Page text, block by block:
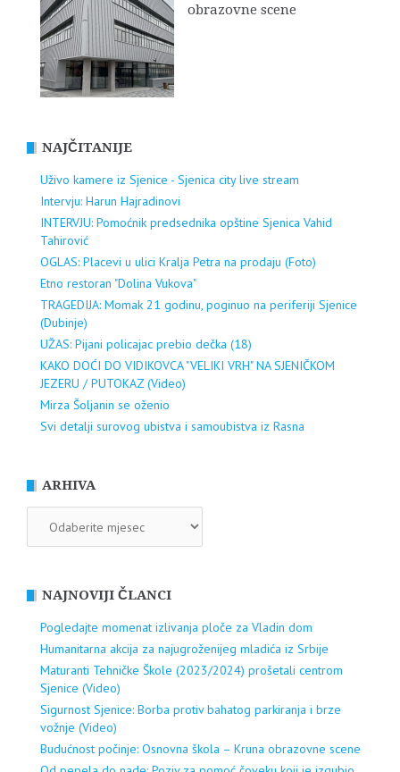
obrazovne scene
NAJČITANIJE
Uživo kamere iz Sjenice - Sjenica city live stream
Intervju: Harun Hajradinovi
INTERVJU: Pomoćnik predsednika opštine Sjenica Vahid
Tahirović
OGLAS: Placevi u ulici Kralja Petra na prodaju (Foto)
Etno restoran "Dolina Vukova"
TRAGEDIJA: Momak 21 godinu, poginuo na periferiji Sjenice
(Dubinje)
UŽAS: Pijani policajac prebio dečka (18)
KAKO DOĆI DO VIDIKOVCA "VELIKI VRH" NA SJENIČKOM
JEZERU / PUTOKAZ (Video)
Mirza Šoljanin se oženio
Svi detalji surovog ubistva i samoubistva iz Rasna
ARHIVA
NAJNOVIJI ČLANCI
Pogledajte momenat izlivanja ploče za Vladin dom
Humanitarna akcija za najugroženijeg mladića iz Srbije
Maturanti Tehničke Škole (2023/2024) prošetali centrom
Sjenice (Video)
Sigurnost Sjenice: Borba protiv bahatog parkiranja i brze
vožnje (Video)
Budućnost počinje: Osnovna škola – Kruna obrazovne scene